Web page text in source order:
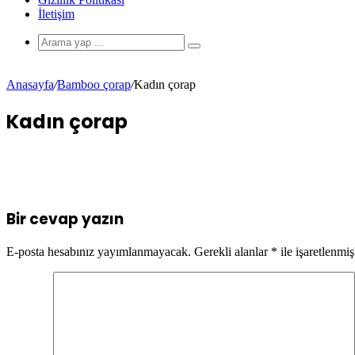
İletişim
Anasayfa/Bamboo çorap/Kadın çorap
Kadın çorap
Bir cevap yazın
E-posta hesabınız yayımlanmayacak. Gerekli alanlar * ile